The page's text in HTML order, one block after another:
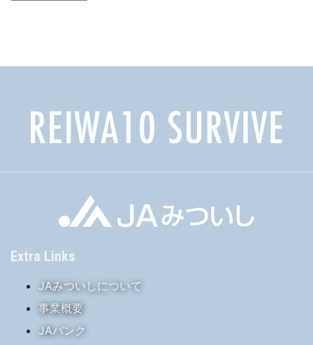
Extra Links
JAみついしについて
事業概要
JAバンク